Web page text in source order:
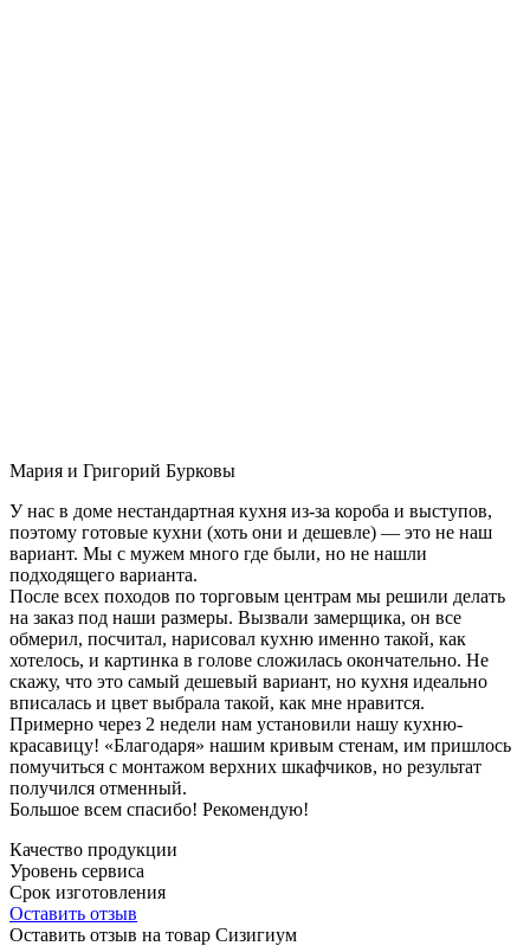
Мария и Григорий Бурковы
У нас в доме нестандартная кухня из-за короба и выступов,
поэтому готовые кухни (хоть они и дешевле) — это не наш
вариант. Мы с мужем много где были, но не нашли
подходящего варианта.
После всех походов по торговым центрам мы решили делать
на заказ под наши размеры. Вызвали замерщика, он все
обмерил, посчитал, нарисовал кухню именно такой, как
хотелось, и картинка в голове сложилась окончательно. Не
скажу, что это самый дешевый вариант, но кухня идеально
вписалась и цвет выбрала такой, как мне нравится.
Примерно через 2 недели нам установили нашу кухню-
красавицу! «Благодаря» нашим кривым стенам, им пришлось
помучиться с монтажом верхних шкафчиков, но результат
получился отменный.
Большое всем спасибо! Рекомендую!
Качество продукции
Уровень сервиса
Срок изготовления
Оставить отзыв
Оставить отзыв на товар Сизигиум